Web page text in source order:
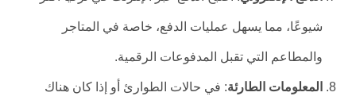
شيوعًا، مما يسهل عمليات الدفع، خاصة في المتاجر
والمطاعم التي تقبل المدفوعات الرقمية.
المعلومات الطارئة: في حالات الطوارئ أو إذا كان هناك